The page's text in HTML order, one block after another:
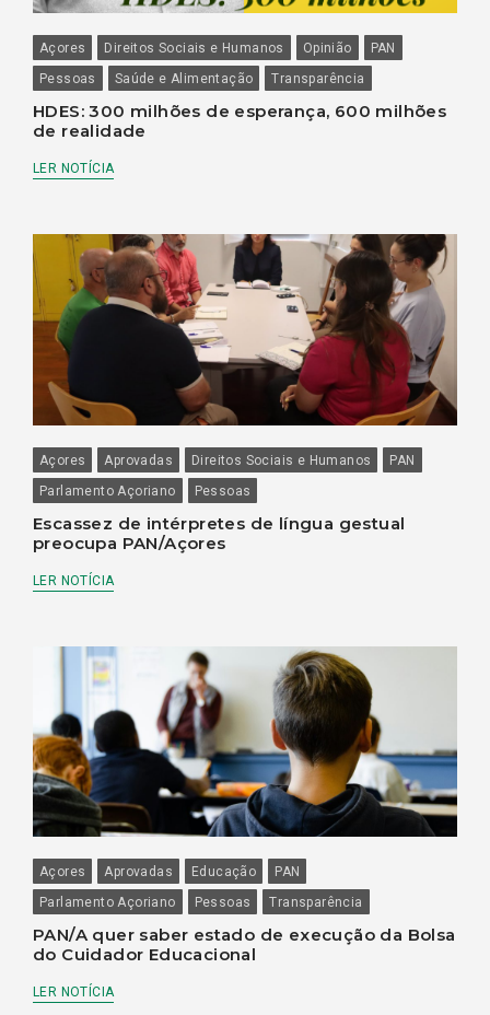
Açores Direitos Sociais e Humanos Opinião
PAN
Pessoas
Saúde e Alimentação Transparência
HDES: 300 milhões de esperança, 600 milhões
de realidade
LER NOTÍCIA
Açores Aprovadas Direitos Sociais e Humanos
PAN
Parlamento Açoriano
Pessoas
Escassez de intérpretes de língua gestual
preocupa PAN/Açores
LER NOTÍCIA
Açores Aprovadas Educação
PAN
Parlamento Açoriano
Pessoas Transparência
PAN/A quer saber estado de execução da Bolsa
do Cuidador Educacional
LER NOTÍCIA